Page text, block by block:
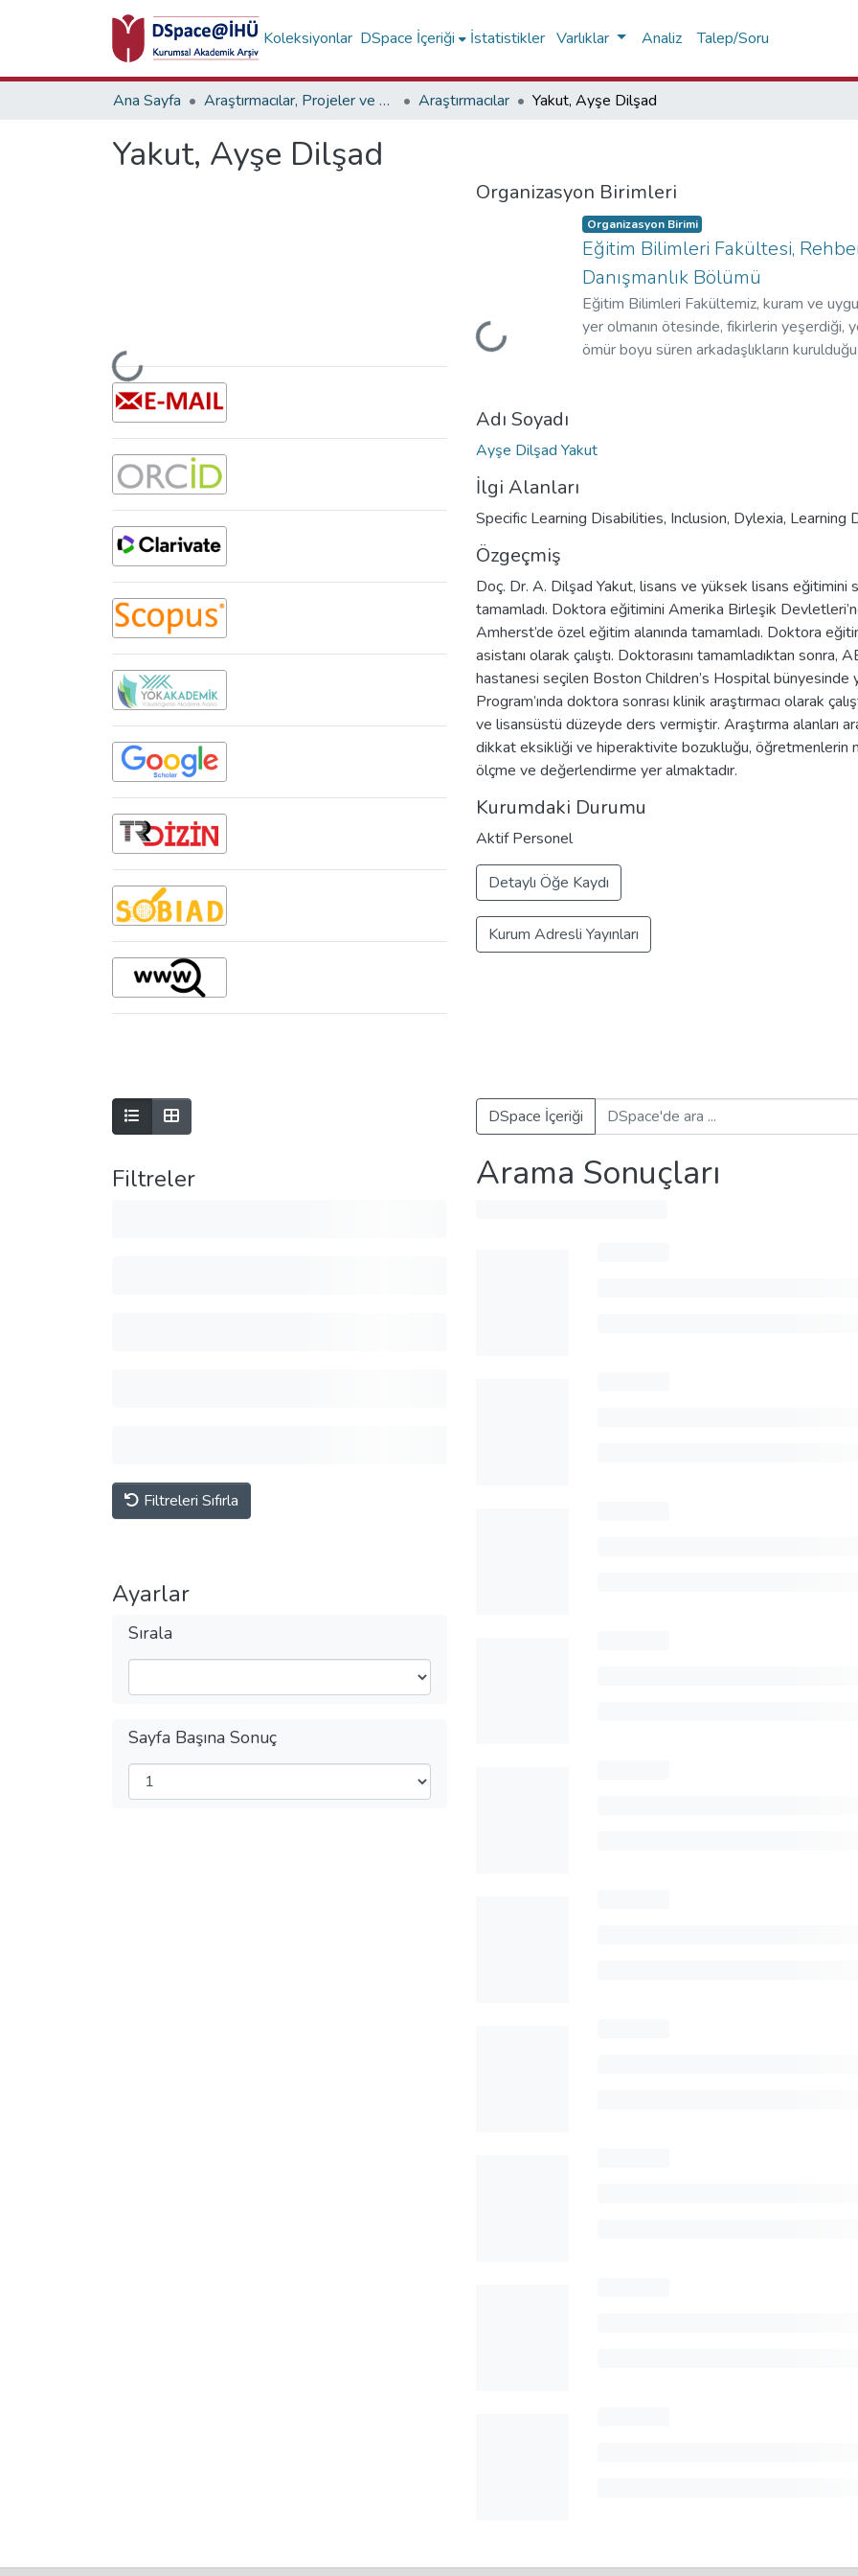
Koleksiyonlar DSpace İçeriği İstatistikler Varlıklar Analiz Talep/Soru
Ana Sayfa Araştırmacılar, Projeler ve Birimler Araştırmacılar Yakut, Ayşe Dilşad
Yakut, Ayşe Dilşad
Yükleniyor...
Organizasyon Birimleri
Yükleniyor...
Organizasyon Birimi
Eğitim Bilimleri Fakültesi,
Danışmanlık Bölümü
Eğitim Bilimleri Fakültemiz, kuram ve
yer olmanın ötesinde, fikirlerin yeşerdiği,
ömür boyu süren arkadaşlıkların
Adı Soyadı
Ayşe Dilşad Yakut
İlgi Alanları
Specific Learning Disabilities, Inclusion, Dylexia, Learning
Özgeçmiş
Doç. Dr. A. Dilşad Yakut, lisans ve yüksek lisans eğitimini
tamamladı. Doktora eğitimini Amerika Birleşik
Amherst’de özel eğitim alanında tamamladı. Doktora
asistanı olarak çalıştı. Doktorasını tamamladıktan sonra,
hastanesi seçilen Boston Children’s Hospital bünyesinde
Program’ında doktora sonrası klinik araştırmacı olarak
ve lisansüstü düzeyde ders vermiştir. Araştırma alanları
dikkat eksikliği ve hiperaktivite bozukluğu, öğretmenlerin
ölçme ve değerlendirme yer almaktadır.
Kurumdaki Durumu
Aktif Personel
Detaylı Öğe Kaydı
Kurum Adresli Yayınları
Filtreler
Filtreleri Sıfırla
Ayarlar
Sırala
Sayfa Başına Sonuç
DSpace İçeriği
Arama Sonuçları